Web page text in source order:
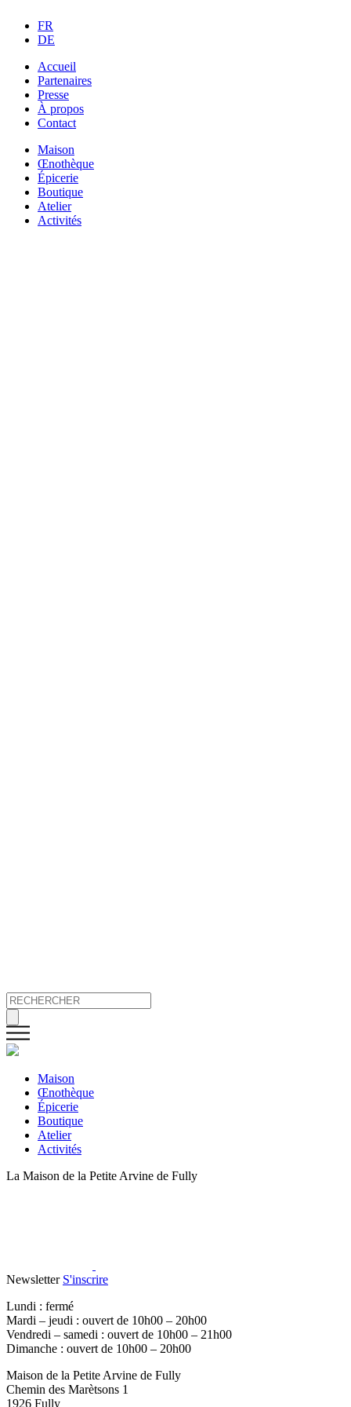
FR
DE
Accueil
Partenaires
Presse
À propos
Contact
Maison
Œnothèque
Épicerie
Boutique
Atelier
Activités
Maison
Œnothèque
Épicerie
Boutique
Atelier
Activités
La Maison de la Petite Arvine de Fully
Newsletter S'inscrire
Lundi : fermé
Mardi – jeudi : ouvert de 10h00 – 20h00
Vendredi – samedi : ouvert de 10h00 – 21h00
Dimanche : ouvert de 10h00 – 20h00
Maison de la Petite Arvine de Fully
Chemin des Marètsons 1
1926 Fully